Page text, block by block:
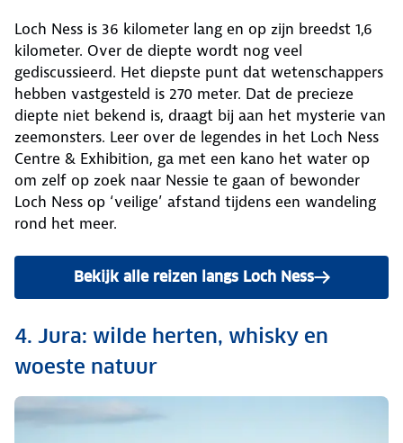
Loch Ness is 36 kilometer lang en op zijn breedst 1,6
kilometer. Over de diepte wordt nog veel
gediscussieerd. Het diepste punt dat wetenschappers
hebben vastgesteld is 270 meter. Dat de precieze
diepte niet bekend is, draagt bij aan het mysterie van
zeemonsters. Leer over de legendes in het Loch Ness
Centre & Exhibition, ga met een kano het water op
om zelf op zoek naar Nessie te gaan of bewonder
Loch Ness op ‘veilige’ afstand tijdens een wandeling
rond het meer.
Bekijk alle reizen langs Loch Ness
4. Jura: wilde herten, whisky en
woeste natuur